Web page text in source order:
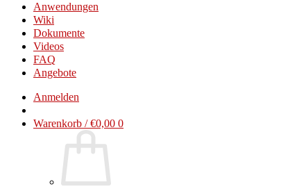
Anwendungen
Wiki
Dokumente
Videos
FAQ
Angebote
Anmelden
Warenkorb /€0,00 0